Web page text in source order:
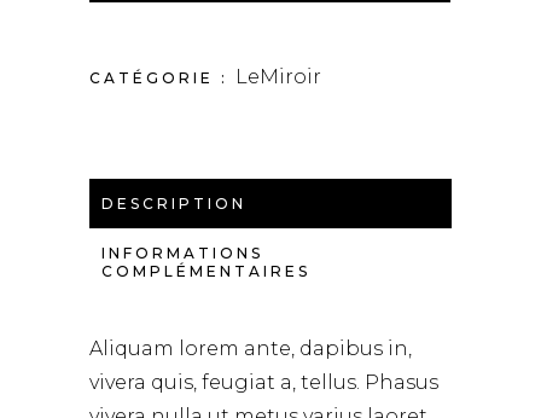
CATÉGORIE : LeMiroir
DESCRIPTION
INFORMATIONS
COMPLÉMENTAIRES
Aliquam lorem ante, dapibus in,
vivera quis, feugiat a, tellus. Phasus